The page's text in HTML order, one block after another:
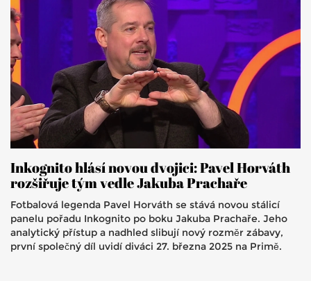
Inkognito hlásí novou dvojici: Pavel Horváth
rozšiřuje tým vedle Jakuba Prachaře
Fotbalová legenda Pavel Horváth se stává novou stálicí
panelu pořadu Inkognito po boku Jakuba Prachaře. Jeho
analytický přístup a nadhled slibují nový rozměr zábavy,
první společný díl uvidí diváci 27. března 2025 na Primě.